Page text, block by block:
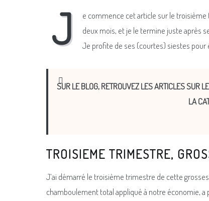
J
e commence cet article sur le
deux mois, et je le termine juste après
Je profite de ses (courtes) siestes pour
SUR LE BLOG, RETROUVEZ LES ARTICLES SUR LE
LA
TROISIEME TRIMESTRE,
J’ai démarré le troisième trimestre de cette
chamboulement total appliqué à notre économie, a